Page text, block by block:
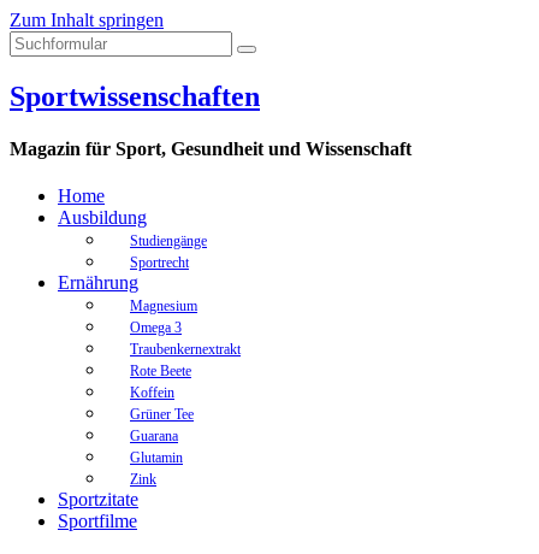
Zum Inhalt springen
Sportwissenschaften
Magazin für Sport, Gesundheit und Wissenschaft
Home
Ausbildung
Studiengänge
Sportrecht
Ernährung
Magnesium
Omega 3
Traubenkernextrakt
Rote Beete
Koffein
Grüner Tee
Guarana
Glutamin
Zink
Sportzitate
Sportfilme